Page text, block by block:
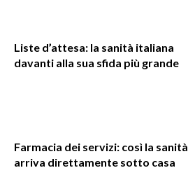
Liste d’attesa: la sanità italiana
davanti alla sua sfida più grande
Farmacia dei servizi: così la sanità
arriva direttamente sotto casa